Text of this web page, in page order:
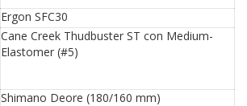
Ergon SFC30
Cane Creek Thudbuster ST con Medium-
Elastomer (#5)
Shimano Deore (180/160 mm)